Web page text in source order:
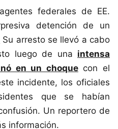
federales de EE.
detención de un
Su arresto se llevó a cabo
luego de una intensa
en un choquecon el
incidente, los oficiales
que se habían
Un reportero de
información.